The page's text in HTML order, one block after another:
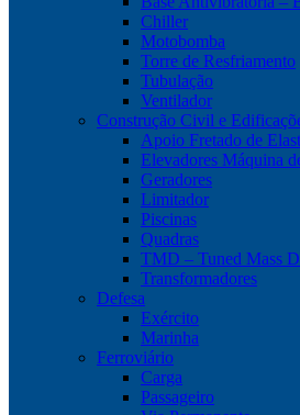
Chiller
Motobomba
Torre de Resfriamento
Tubulação
Ventilador
Construção Civil e
Apoio Fretado de
Elevadores Máquina
Geradores
Limitador
Piscinas
Quadras
TMD – Tuned Mass
Transformadores
Defesa
Exército
Marinha
Ferroviário
Carga
Passageiro